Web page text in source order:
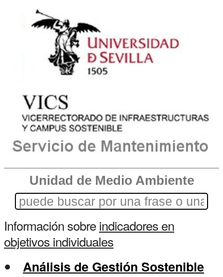
Unidad de Medio Ambiente
Información sobreindicadores en
objetivos individuales
Análisis de Gestión Sostenible